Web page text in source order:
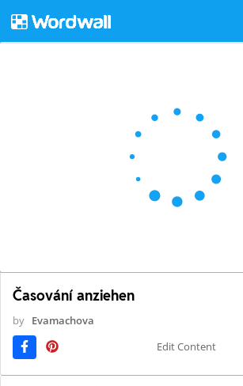
Časování anziehen
by Evamachova
Edit Content